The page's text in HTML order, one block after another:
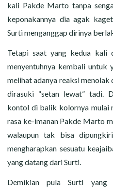
kali Pakde Marto tanpa
keponakannya dia agak
Surti menganggap dirinya
Tetapi saat yang kedua kali
menyentuhnya kembali
melihat adanya reaksi
dirasuki “setan lewat” tadi.
kontol di balik kolornya mulai
rasa ke-imanan Pakde Marto
walaupun tak bisa
mengharapkan sesuatu
yang datang dari Surti.
Demikian pula Surti yang